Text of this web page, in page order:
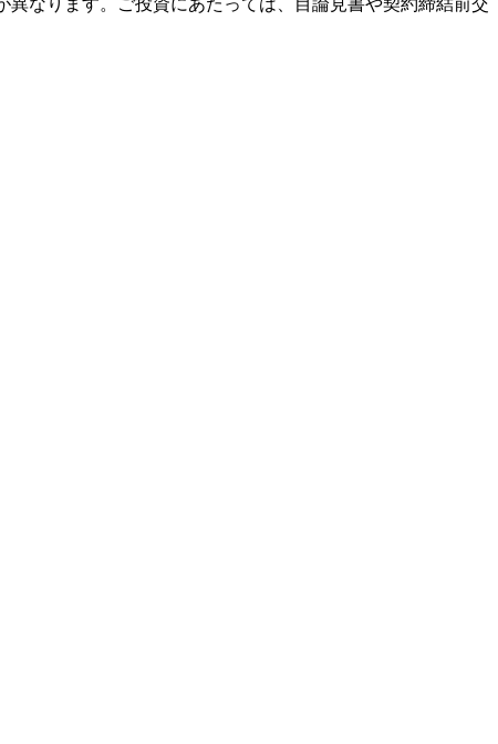
なります。ご投資にあたっては、目論見書や契約締結前交